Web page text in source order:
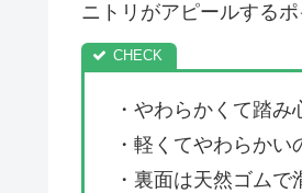
ニトリがアピールする
・やわらかくて踏
・軽くてやわらか
・裏面は天然ゴムで